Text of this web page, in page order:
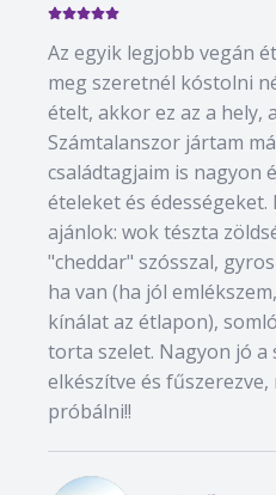
Az egyik legjobb vegán
meg szeretnél kóstolni
ételt, akkor ez az a hely,
Számtalanszor jártam
családtagjaim is nagyon
ételeket és
ajánlok: wok tészta
"cheddar" szósszal,
ha van (ha jól
kínálat az étlapon),
torta szelet. Nagyon jó a
elkészítve és
próbálni!!